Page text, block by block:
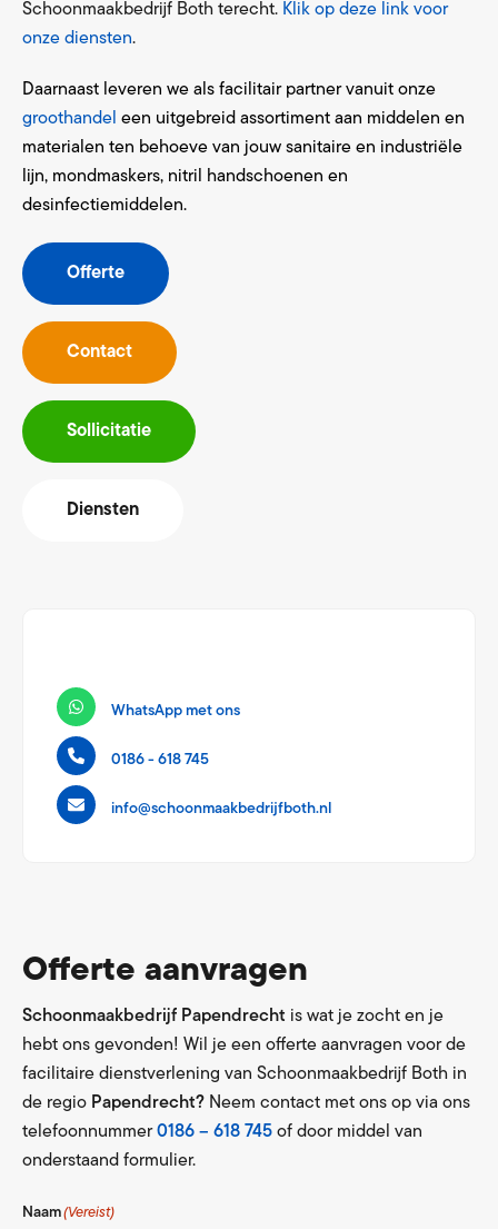
Schoonmaakbedrijf Both terecht. Klik op deze link voor
onze diensten.
Daarnaast leveren we als facilitair partner vanuit onze
groothandel een uitgebreid assortiment aan middelen en
materialen ten behoeve van jouw sanitaire en industriële
lijn, mondmaskers, nitril handschoenen en
desinfectiemiddelen.
Offerte
Contact
Sollicitatie
Diensten
WhatsApp met ons
0186 - 618 745
info@schoonmaakbedrijfboth.nl
Offerte aanvragen
Schoonmaakbedrijf Papendrecht is wat je zocht en je
hebt ons gevonden! Wil je een offerte aanvragen voor de
facilitaire dienstverlening van Schoonmaakbedrijf Both in
de regio Papendrecht? Neem contact met ons op via ons
telefoonnummer0186 – 618 745 of door middel van
onderstaand formulier.
Naam(Vereist)